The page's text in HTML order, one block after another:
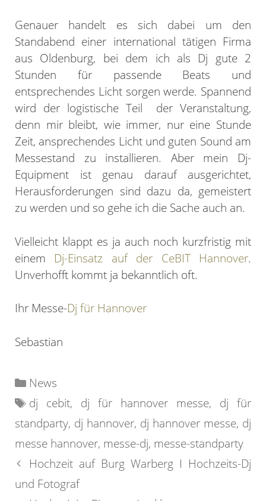
Genauer handelt es sich dabei um den
Standabend einer international tätigen Firma
aus Oldenburg, bei dem ich als Dj gute 2
Stunden für passende Beats und
entsprechendes Licht sorgen werde. Spannend
wird der logistische Teil der Veranstaltung,
denn mir bleibt, wie immer, nur eine Stunde
Zeit, ansprechendes Licht und guten Sound am
Messestand zu installieren. Aber mein Dj-
Equipment ist genau darauf ausgerichtet,
Herausforderungen sind dazu da, gemeistert
zu werden und so gehe ich die Sache auch an.
Vielleicht klappt es ja auch noch kurzfristig mit
einem Dj-Einsatz auf der CeBIT Hannover.
Unverhofft kommt ja bekanntlich oft.
Ihr Messe-Dj für Hannover
Sebastian
Kategorien
News
Schlagwörter
dj cebit, dj für hannover messe, dj für
standparty, dj hannover, dj hannover messe, dj
messe hannover, messe-dj, messe-standparty
Hochzeit auf Burg Warberg I Hochzeits-Dj
und Fotograf